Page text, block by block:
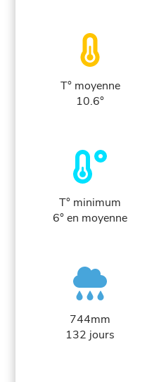
T° moyenne
10.6°
T° minimum
6° en moyenne
744mm
132 jours